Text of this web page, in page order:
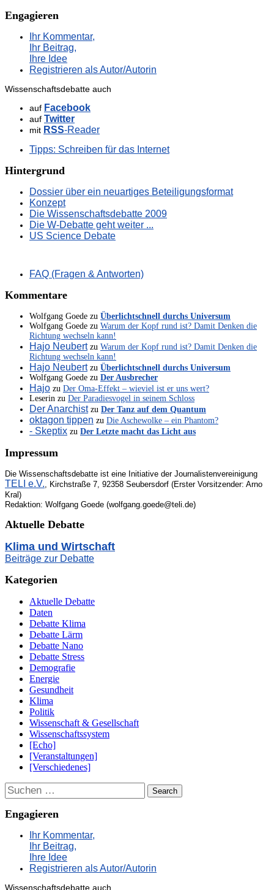
Engagieren
Ihr Kommentar,
Ihr Beitrag,
Ihre Idee
Registrieren als Autor/Autorin
Wissenschaftsdebatte auch
auf Facebook
auf Twitter
mit RSS-Reader
Tipps: Schreiben für das Internet
Hintergrund
Dossier über ein neuartiges Beteiligungsformat
Konzept
Die Wissenschaftsdebatte 2009
Die W-Debatte geht weiter ...
US Science Debate
FAQ (Fragen & Antworten)
Kommentare
Wolfgang Goede zu Überlichtschnell durchs Universum
Wolfgang Goede zu Warum der Kopf rund ist? Damit Denken die
Richtung wechseln kann!
Hajo Neubertzu Warum der Kopf rund ist? Damit Denken die
Richtung wechseln kann!
Hajo Neubertzu Überlichtschnell durchs Universum
Wolfgang Goede zu Der Ausbrecher
Hajo zu Der Oma-Effekt – wieviel ist er uns wert?
Leserin zu Der Paradiesvogel in seinem Schloss
Der Anarchistzu Der Tanz auf dem Quantum
oktagon tippen zu Die Aschewolke – ein Phantom?
- Skeptix zu Der Letzte macht das Licht aus
Impressum
Die Wissenschaftsdebatte ist eine Initiative der Journalistenvereinigung
TELI e.V., Kirchstraße 7, 92358 Seubersdorf (Erster Vorsitzender: Arno
Kral)
Redaktion: Wolfgang Goede (wolfgang.goede@teli.de)
Aktuelle Debatte
Klima und Wirtschaft
Beiträge zur Debatte
Kategorien
Aktuelle Debatte
Daten
Debatte Klima
Debatte Lärm
Debatte Nano
Debatte Stress
Demografie
Energie
Gesundheit
Klima
Politik
Wissenschaft & Gesellschaft
Wissenschaftssystem
[Echo]
[Veranstaltungen]
[Verschiedenes]
Suchen
Engagieren
Ihr Kommentar,
Ihr Beitrag,
Ihre Idee
Registrieren als Autor/Autorin
Wissenschaftsdebatte auch